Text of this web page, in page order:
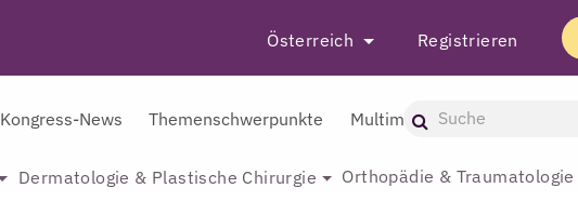
Österreich Registrieren
Kongress-News Themenschwerpunkte Multimedia
Dermatologie & Plastische Chirurgie Orthopädie & Traumatologie